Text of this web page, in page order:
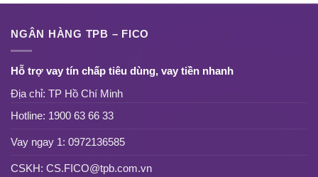
NGÂN HÀNG TPB – FICO
Hỗ trợ vay tín chấp tiêu dùng, vay tiền nhanh
Địa chỉ: TP Hồ Chí Minh
Hotline: 1900 63 66 33
Vay ngay 1: 0972136585
CSKH: CS.FICO@tpb.com.vn